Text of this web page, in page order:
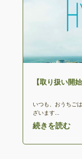
【取り扱い開
いつも、おうちご
ざいます...
続きを読む